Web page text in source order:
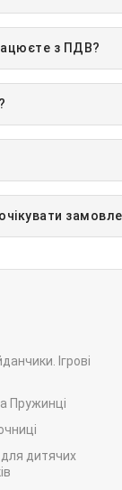
з ПДВ?
Ігрові
Пружинці
дитячих